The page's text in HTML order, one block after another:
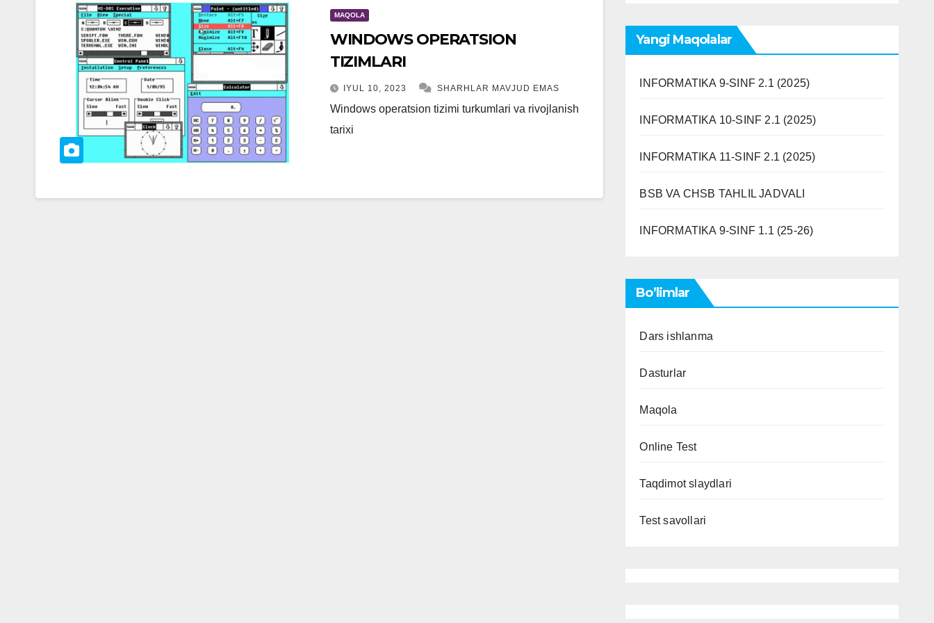
MAQOLA
WINDOWS OPERATSION
TIZIMLARI
IYUL 10, 2023 SHARHLAR MAVJUD EMAS
Windows operatsion tizimi turkumlari va rivojlanish
tarixi
Yangi Maqolalar
INFORMATIKA 9-SINF 2.1 (2025)
INFORMATIKA 10-SINF 2.1 (2025)
INFORMATIKA 11-SINF 2.1 (2025)
BSB VA CHSB TAHLIL JADVALI
INFORMATIKA 9-SINF 1.1 (25-26)
Bo’limlar
Dars ishlanma
Dasturlar
Maqola
Online Test
Taqdimot slaydlari
Test savollari